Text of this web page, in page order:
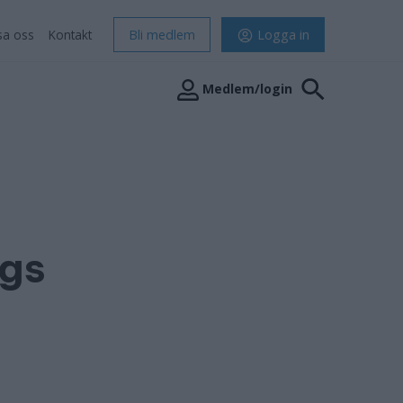
oss Kontakt Bli medlem Logga in
Medlem/login